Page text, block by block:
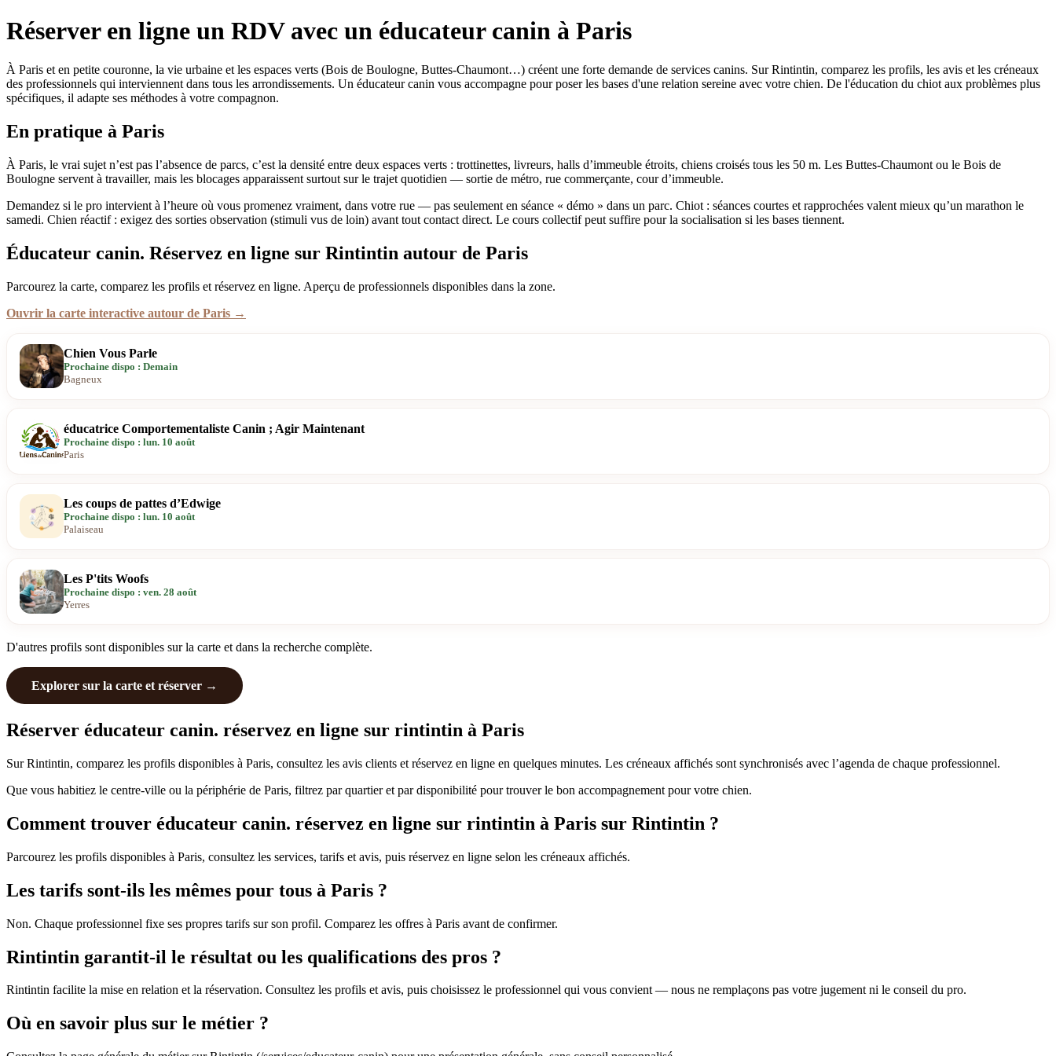
Réserver en ligne un RDV avec un éducateur canin à Paris
À Paris et en petite couronne, la vie urbaine et les espaces verts (Bois de Boulogne, Buttes-Chaumont…) créent une forte demande de services canins. Sur Rintintin, comparez les profils, les avis et les créneaux
des professionnels qui interviennent dans tous les arrondissements. Un éducateur canin vous accompagne pour poser les bases d'une relation sereine avec votre chien. De l'éducation du chiot aux problèmes plus
spécifiques, il adapte ses méthodes à votre compagnon.
En pratique à Paris
À Paris, le vrai sujet n’est pas l’absence de parcs, c’est la densité entre deux espaces verts : trottinettes, livreurs, halls d’immeuble étroits, chiens croisés tous les 50 m. Les Buttes-Chaumont ou le Bois de
Boulogne servent à travailler, mais les blocages apparaissent surtout sur le trajet quotidien — sortie de métro, rue commerçante, cour d’immeuble.
Demandez si le pro intervient à l’heure où vous promenez vraiment, dans votre rue — pas seulement en séance « démo » dans un parc. Chiot : séances courtes et rapprochées valent mieux qu’un marathon le
samedi. Chien réactif : exigez des sorties observation (stimuli vus de loin) avant tout contact direct. Le cours collectif peut suffire pour la socialisation si les bases tiennent.
Éducateur canin. Réservez en ligne sur Rintintin autour de Paris
Parcourez la carte, comparez les profils et réservez en ligne. Aperçu de professionnels disponibles dans la zone.
Ouvrir la carte interactive autour de Paris →
Chien Vous Parle
Prochaine dispo : Demain
Bagneux
éducatrice Comportementaliste Canin ; Agir Maintenant
Prochaine dispo : lun. 10 août
Paris
Les coups de pattes d’Edwige
Prochaine dispo : lun. 10 août
Palaiseau
Les P'tits Woofs
Prochaine dispo : ven. 28 août
Yerres
D'autres profils sont disponibles sur la carte et dans la recherche complète.
Explorer sur la carte et réserver →
Réserver éducateur canin. réservez en ligne sur rintintin à Paris
Sur Rintintin, comparez les profils disponibles à Paris, consultez les avis clients et réservez en ligne en quelques minutes. Les créneaux affichés sont synchronisés avec l’agenda de chaque professionnel.
Que vous habitiez le centre-ville ou la périphérie de Paris, filtrez par quartier et par disponibilité pour trouver le bon accompagnement pour votre chien.
Comment trouver éducateur canin. réservez en ligne sur rintintin à Paris sur Rintintin ?
Parcourez les profils disponibles à Paris, consultez les services, tarifs et avis, puis réservez en ligne selon les créneaux affichés.
Les tarifs sont-ils les mêmes pour tous à Paris ?
Non. Chaque professionnel fixe ses propres tarifs sur son profil. Comparez les offres à Paris avant de confirmer.
Rintintin garantit-il le résultat ou les qualifications des pros ?
Rintintin facilite la mise en relation et la réservation. Consultez les profils et avis, puis choisissez le professionnel qui vous convient — nous ne remplaçons pas votre jugement ni le conseil du pro.
Où en savoir plus sur le métier ?